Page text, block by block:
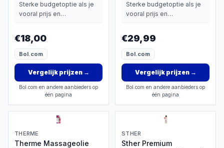
Sterke budgetoptie als je
vooral prijs en
€18,00
Bol.com
Vergelijk prijzen→
Bol.com en andere aanbieders op
één pagina
Sterke budgetoptie als je
vooral prijs en
€29,99
Bol.com
Vergelijk prijzen→
Bol.com en andere aanbieders op
één pagina
THERME
Therme Massageolie
STHER
Sther Premium